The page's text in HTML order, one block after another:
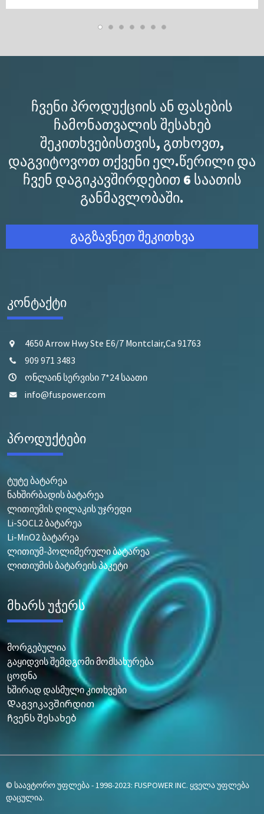
ᲩᲕᲔᲜᲘ ᲞᲠᲝᲓᲣᲥᲪᲘᲘᲡ ᲐᲜ ᲤᲐᲡᲔᲑᲘᲡ
ᲩᲐᲛᲝᲜᲐᲗᲕᲐᲚᲘᲡ ᲨᲔᲡᲐᲮᲔᲑ
ᲨᲔᲙᲘᲗᲮᲕᲔᲑᲘᲡᲗᲕᲘᲡ, ᲒᲗᲮᲝᲕᲗ,
ᲓᲐᲒᲕᲘᲢᲝᲕᲝᲗ ᲗᲥᲕᲔᲜᲘ ᲔᲚ.ᲬᲔᲠᲘᲚᲘ ᲓᲐ
ᲩᲕᲔᲜ ᲓᲐᲒᲘᲙᲐᲕᲨᲘᲠᲓᲔᲑᲘᲗ 6 ᲡᲐᲐᲗᲘᲡ
ᲒᲐᲜᲛᲐᲕᲚᲝᲑᲐᲨᲘ.
გაგზავნეთ შეკითხვა
კონტაქტი
4650 Arrow Hwy Ste E6/7 Montclair,Ca 91763
909 971 3483
ონლაინ სერვისი 7*24 საათი
info@fuspower.com
პროდუქტები
ტუტე ბატარეა
ნახშირბადის ბატარეა
ლითიუმის ღილაკის უჯრედი
Li-SOCL2 ბატარეა
Li-MnO2 ბატარეა
ლითიუმ-პოლიმერული ბატარეა
ლითიუმის ბატარეის პაკეტი
მხარს უჭერს
მორგებულია
გაყიდვის შემდგომი მომსახურება
ცოდნა
ხშირად დასმული კითხვები
Დაგვიკავშირდით
Ჩვენს შესახებ
© საავტორო უფლება - 1998-2023: FUSPOWER INC. ყველა უფლება
დაცულია.